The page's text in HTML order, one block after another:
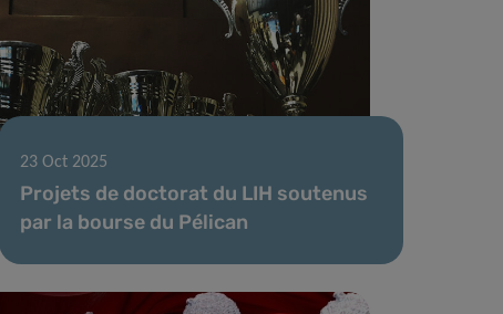
23 Oct 2025
Projets de doctorat du LIH soutenus
par la bourse du Pélican